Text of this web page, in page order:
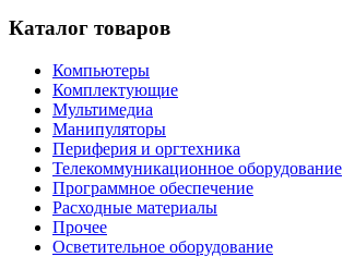
Каталог товаров
Компьютеры
Комплектующие
Мультимедиа
Манипуляторы
Периферия и оргтехника
Телекоммуникационное оборудование
Программное обеспечение
Расходные материалы
Прочее
Осветительное оборудование